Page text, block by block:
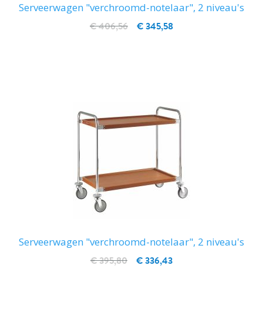
Serveerwagen "verchroomd-notelaar", 2 niveau's
€ 345,58
€ 406,56
Serveerwagen "verchroomd-notelaar", 2 niveau's
€ 336,43
€ 395,80